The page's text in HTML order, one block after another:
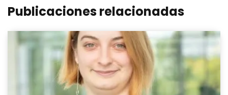
Publicaciones relacionadas